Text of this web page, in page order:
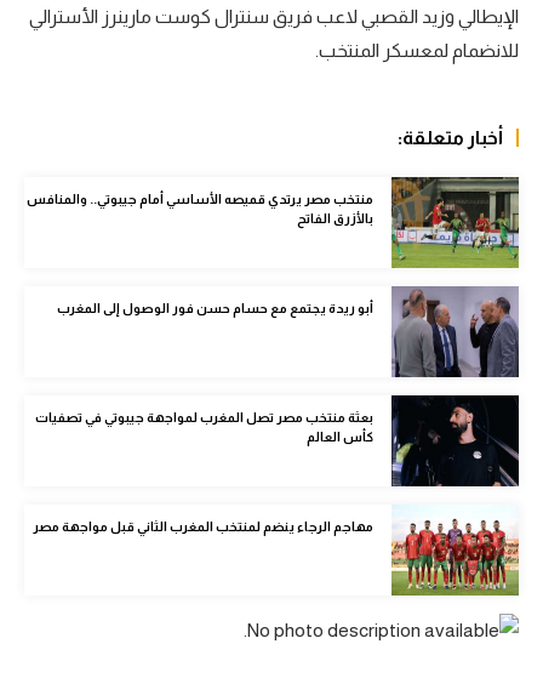
الدوري الإسباني
دوري أبطال أوروبا
أمم إفريقيا
كرة السلة الأمريكية
كرة سلة
كرة يد
كرة طائرة
الوطن العربي
رياضة نسائية
آسيا
أمريكا
الإيطالي وزيد القصبي لاعب فريق سنترال كوست مارينرز الأسترالي
للانضمام لمعسكر المنتخب.
أخبار متعلقة:
منتخب مصر يرتدي قميصه الأساسي أمام جيبوتي.. والمنافس
بالأزرق الفاتح
أبو ريدة يجتمع مع حسام حسن فور الوصول إلى المغرب
بعثة منتخب مصر تصل المغرب لمواجهة جيبوتي في تصفيات
كأس العالم
مهاجم الرجاء ينضم لمنتخب المغرب الثاني قبل مواجهة مصر